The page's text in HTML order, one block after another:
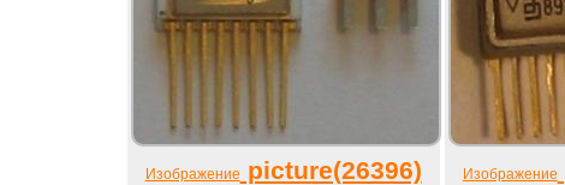
Изображение picture(26396) Изображение